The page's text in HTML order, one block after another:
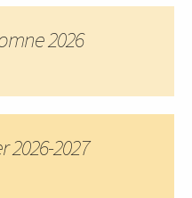
2026
2026-2027